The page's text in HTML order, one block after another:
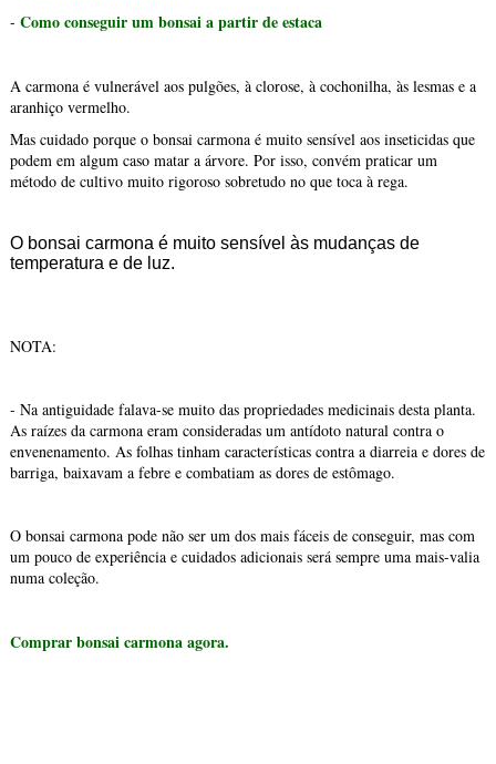
- Como conseguir um bonsai a partir de estaca
A carmona é vulnerável aos pulgões, à clorose, à cochonilha, às lesmas e a
aranhiço vermelho.
Mas cuidado porque o bonsai carmona é muito sensível aos inseticidas que
podem em algum caso matar a árvore. Por isso, convém praticar um
método de cultivo muito rigoroso sobretudo no que toca à rega.
O bonsai carmona é muito sensível às mudanças de
temperatura e de luz.
NOTA:
- Na antiguidade falava-se muito das propriedades medicinais desta planta.
As raízes da carmona eram consideradas um antídoto natural contra o
envenenamento. As folhas tinham características contra a diarreia e dores de
barriga, baixavam a febre e combatiam as dores de estômago.
O bonsai carmona pode não ser um dos mais fáceis de conseguir, mas com
um pouco de experiência e cuidados adicionais será sempre uma mais-valia
numa coleção.
Comprar bonsai carmona agora.